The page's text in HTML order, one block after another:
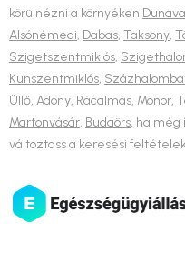
körülnézni a környéken
Alsónémedi, Dabas, Taksony,
Szigetszentmiklós,
Kunszentmiklós,
Üllő, Adony, Rácalmás, Monor,
Martonvásár, Budaörs, ha még
változtass a keresési